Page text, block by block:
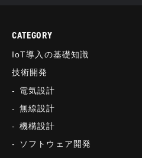
CATEGORY
IoT導入の基礎知識
技術開発
電気設計
無線設計
機構設計
ソフトウェア開発